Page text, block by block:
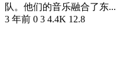
队。他们的音乐融合了东...
3 年前 0 3 4.4K 12.8